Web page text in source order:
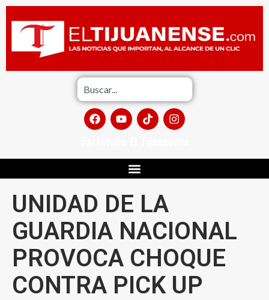
UNIDAD DE LA
GUARDIA NACIONAL
PROVOCA CHOQUE
CONTRA PICK UP